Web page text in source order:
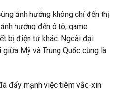
ảnh hưởng không chỉ đến thị
hưởng đến ô tô, game
bị điện tử khác. Ngoài đại
Mỹ và Trung Quốc cũng là
đẩy mạnh việc tiêm vắc-xin